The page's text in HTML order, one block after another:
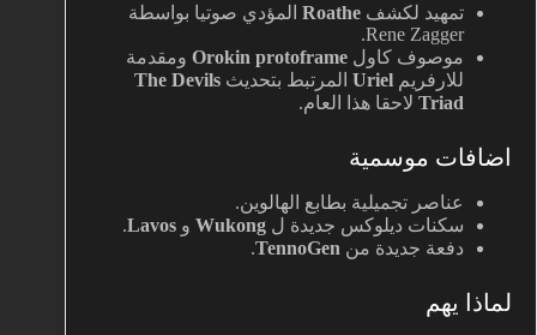
تمهيد لكشف Roathe المؤدي صوتيا بواسطة
Rene Zagger.
موصوف كاول Orokin protoframe ومقدمة
للارفريم Uriel المرتبط بتحديث The Devils
Triad لاحقا هذا العام.
اضافات موسمية
عناصر تجميلية بطابع الهالوين.
سكنات ديلوكس جديدة ل Wukong و Lavos
.
دفعة جديدة من TennoGen
.
لماذا يهم